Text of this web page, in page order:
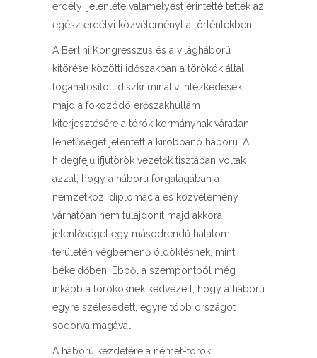
erdélyi jelenléte valamelyest érintetté tették az
egész erdélyi közvéleményt a történtekben.
A Berlini Kongresszus és a világháború
kitörése közötti időszakban a törökök által
foganatosított diszkriminatív intézkedések,
majd a fokozódó erőszakhullám
kiterjesztésére a török kormánynak váratlan
lehetőséget jelentett a kirobbanó háború. A
hidegfejű ifjútörök vezetők tisztában voltak
azzal, hogy a háború forgatagában a
nemzetközi diplomácia és közvélemény
várhatóan nem tulajdonít majd akkora
jelentőséget egy másodrendű hatalom
területén végbemenő öldöklésnek, mint
békeidőben. Ebből a szempontból még
inkább a törököknek kedvezett, hogy a háború
egyre szélesedett, egyre több országot
sodorva magával.
A háború kezdetére a német-török